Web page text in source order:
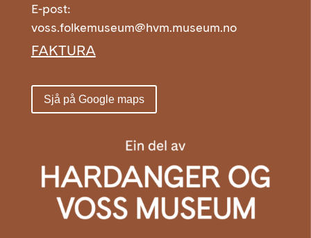
E-post:
voss.folkemuseum@hvm.museum.no
FAKTURA
Sjå på Google maps